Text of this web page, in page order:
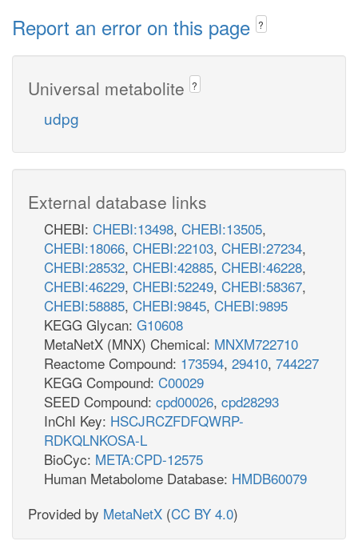
Report an error on this page ?
Universal metabolite ?
udpg
External database links
CHEBI: CHEBI:13498, CHEBI:13505,
CHEBI:18066, CHEBI:22103, CHEBI:27234,
CHEBI:28532, CHEBI:42885, CHEBI:46228,
CHEBI:46229, CHEBI:52249, CHEBI:58367,
CHEBI:58885, CHEBI:9845, CHEBI:9895
KEGG Glycan: G10608
MetaNetX (MNX) Chemical: MNXM722710
Reactome Compound: 173594, 29410, 744227
KEGG Compound: C00029
SEED Compound: cpd00026, cpd28293
InChI Key: HSCJRCZFDFQWRP-
RDKQLNKOSA-L
BioCyc: META:CPD-12575
Human Metabolome Database: HMDB60079
Provided by MetaNetX (CC BY 4.0)